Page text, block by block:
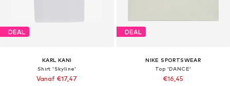
DEAL
KARL KANI
Shirt 'Skyline'
Vanaf €17,47
DEAL
NIKE SPORTSWEAR
Top 'DANCE'
€16,45